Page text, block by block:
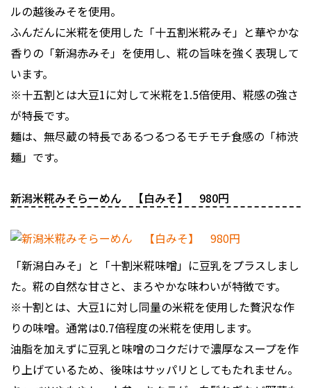
ルの越後みそを使用。
ふんだんに米糀を使用した「十五割米糀みそ」と華やかな
香りの「新潟赤みそ」を使用し、糀の旨味を強く表現して
います。
※十五割とは大豆1に対して米糀を1.5倍使用、糀感の強さ
が特長です。
麺は、無尽蔵の特長であるつるつるモチモチ食感の「柿渋
麺」です。
新潟米糀みそらーめん 【白みそ】 980円
「新潟白みそ」と「十割米糀味噌」に豆乳をプラスしまし
た。糀の自然な甘さと、まろやかな味わいが特徴です。
※十割とは、大豆1に対し同量の米糀を使用した贅沢な作
りの味噌。通常は0.7倍程度の米糀を使用します。
油脂を加えずに豆乳と味噌のコクだけで濃厚なスープを作
り上げているため、後味はサッパリとしてもたれません。